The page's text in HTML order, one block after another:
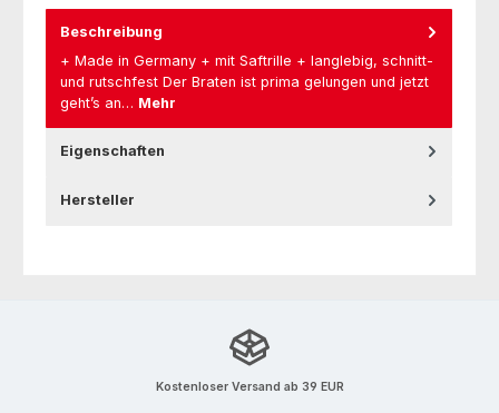
Beschreibung
+ Made in Germany + mit Saftrille + langlebig, schnitt-
und rutschfest Der Braten ist prima gelungen und jetzt
geht’s an… Mehr
Eigenschaften
Hersteller
Kostenloser Versand ab 39 EUR